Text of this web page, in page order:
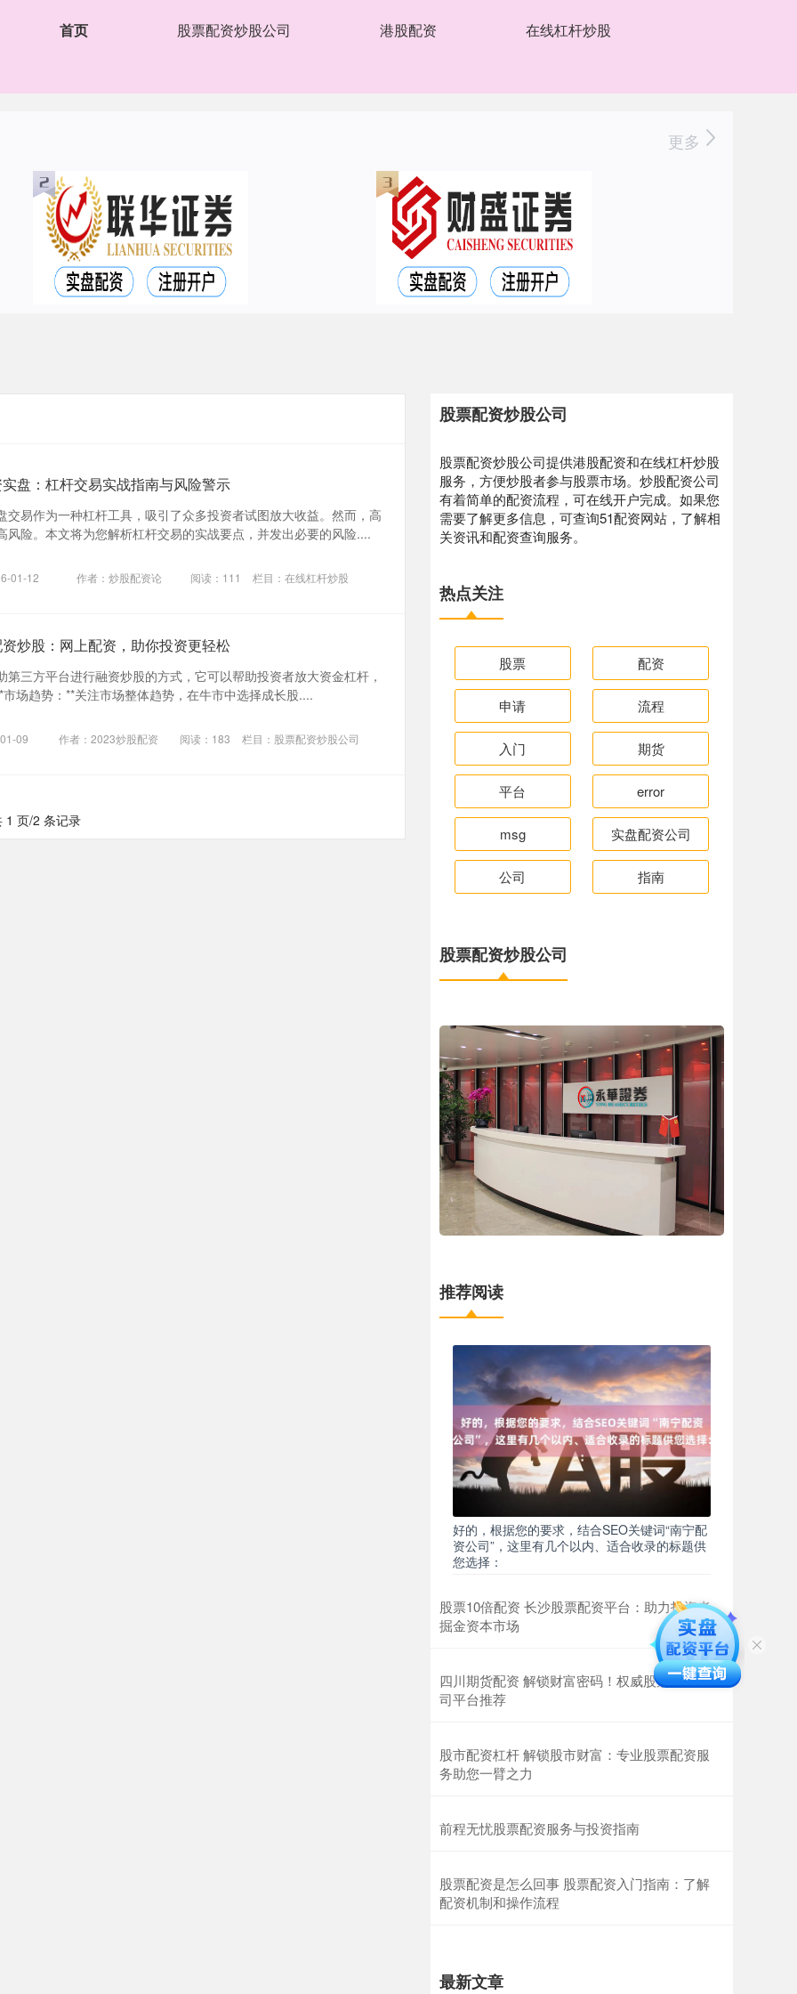
首页 股票配资炒股公司 港股配资 在线杠杆炒股
更多
盘：杠杆交易实战指南与风险警示
交易作为一种杠杆工具，吸引了众多投资者试图放大收益。然而，高
风险。本文将为您解析杠杆交易的实战要点，并发出必要的风险....
01-12 作者：炒股配资论 阅读： 111 栏目： 在线杠杆炒股
炒股：网上配资，助你投资更轻松
第三方平台进行融资炒股的方式，它可以帮助投资者放大资金杠杆，
场趋势：**关注市场整体趋势，在牛市中选择成长股....
09 作者：2023炒股配资 阅读： 183 栏目： 股票配资炒股公司
1 页/2 条记录
股票配资炒股公司
股票配资炒股公司提供港股配资和在线杠杆炒股
服务，方便炒股者参与股票市场。炒股配资公司
有着简单的配资流程，可在线开户完成。如果您
需要了解更多信息，可查询51配资网站，了解相
关资讯和配资查询服务。
热点关注
股票 配资
申请 流程
入门 期货
平台 error
msg 实盘配资公司
公司 指南
股票配资炒股公司
推荐阅读
好的，根据您的要求，结合SEO关键词“南宁配
资公司”，这里有几个以内、适合收录的标题供
您选择：
股票10倍配资 长沙股票配资平台：助力投资者
掘金资本市场
四川期货配资 解锁财富密码！权威股票配资公
司平台推荐
股市配资杠杆 解锁股市财富：专业股票配资服
务助您一臂之力
前程无忧股票配资服务与投资指南
股票配资是怎么回事 股票配资入门指南：了解
配资机制和操作流程
最新文章